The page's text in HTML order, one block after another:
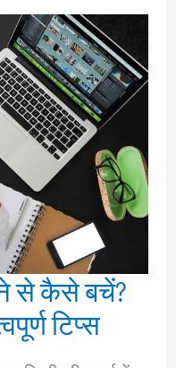
से कैसे बचें?
टिप्स